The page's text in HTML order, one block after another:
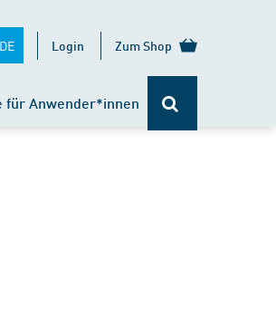
DE Login Zum Shop
für Anwender*innen